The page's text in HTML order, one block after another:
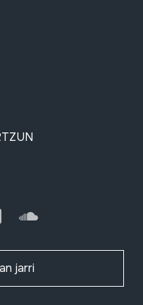
Flickr SoundCloud
jarri